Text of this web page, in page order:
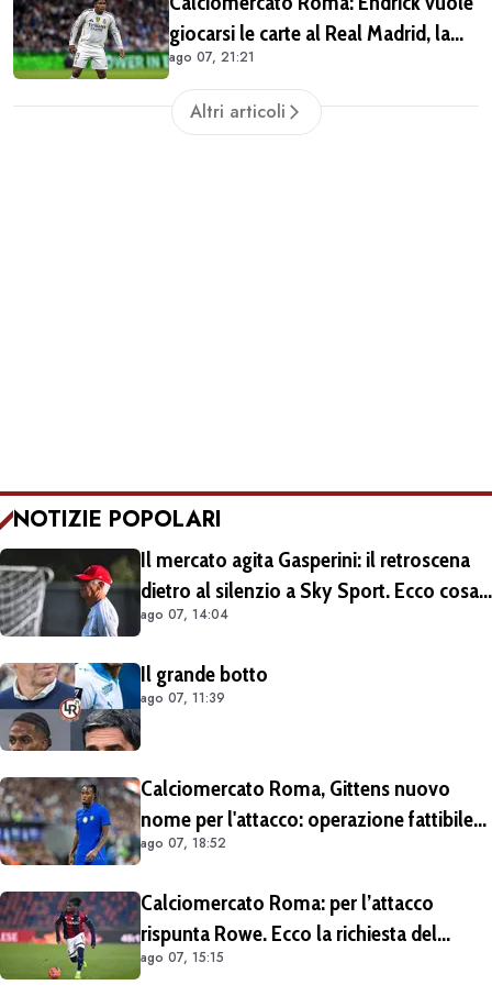
giocarsi le carte al Real Madrid, la
pista si complica
ago 07, 21:21
Altri articoli
NOTIZIE POPOLARI
Il mercato agita Gasperini: il retroscena
dietro al silenzio a Sky Sport. Ecco cosa
è emerso dal meeting con la proprietà
ago 07, 14:04
Il grande botto
ago 07, 11:39
Calciomercato Roma, Gittens nuovo
nome per l'attacco: operazione fattibile
solo in prestito
ago 07, 18:52
Calciomercato Roma: per l’attacco
rispunta Rowe. Ecco la richiesta del
Bologna
ago 07, 15:15